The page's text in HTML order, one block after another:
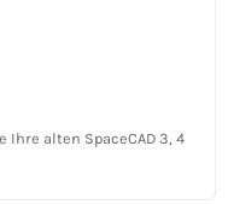
alten SpaceCAD 3, 4